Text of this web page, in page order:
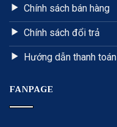
Chính sách bán hàng
Chính sách đổi trả
Hướng dẫn thanh toán
FANPAGE